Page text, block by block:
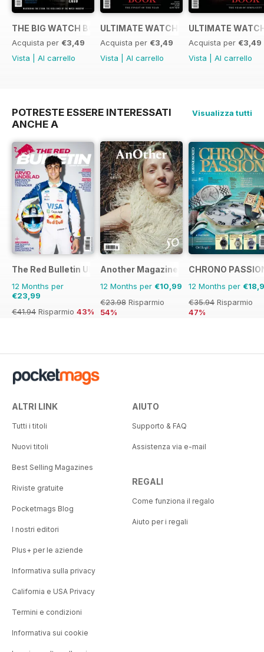
THE BIG WATCH BOOK 2016
Acquista per €3,49
Vista
Al carrello
ULTIMATE WATCH GUIDE 2015
Acquista per €3,49
Vista
Al carrello
ULTIMATE
Acquista per €3,49
Vista
Al carrello
POTRESTE ESSERE INTERESSATI
ANCHE A
Visualizza tutti
The Red Bulletin UK Edition
12 Months per
€23,99
€41.94 Risparmio 43%
Another Magazine
12 Months per €10,99
€23.98 Risparmio
54%
CHRONO
12 Months per
€35.94 Risparmio
47%
ALTRI LINK
Tutti i titoli
Nuovi titoli
Best Selling Magazines
Riviste gratuite
Pocketmags Blog
I nostri editori
Plus+ per le aziende
Informativa sulla privacy
California e USA Privacy
Termini e condizioni
Informativa sui cookie
AIUTO
Supporto & FAQ
Assistenza via e-mail
REGALI
Come funziona il regalo
Aiuto per i regali